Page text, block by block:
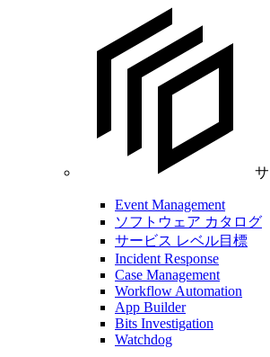
Event Management
ソフトウェア カタログ
サービス レベル目標
Incident Response
Case Management
Workflow Automation
App Builder
Bits Investigation
Watchdog